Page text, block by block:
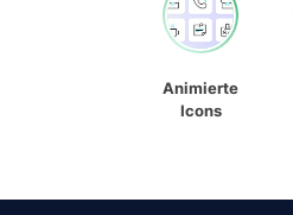
Animierte
Icons